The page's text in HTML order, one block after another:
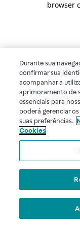
browser
Durante sua
confirmar sua
acompanhar a
aprimoramento de
essenciais para
poderá gerenciar
suas preferências.
Cookies